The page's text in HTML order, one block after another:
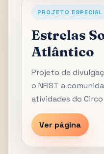
PROJETO ESPECIAL
Estrelas
Atlântico
Projeto de
o NFIST a
atividades do
Ver página